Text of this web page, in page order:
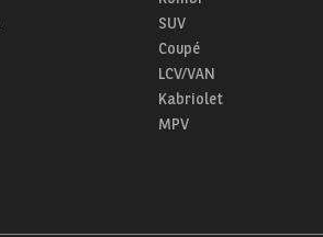
SUV
Coupé
LCV/VAN
Kabriolet
MPV